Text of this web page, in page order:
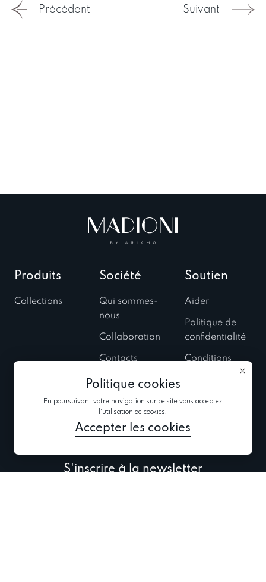
Précédent
Suivant
Politique cookies
En poursuivant votre navigation sur ce site vous acceptez
l'utilisation de cookies.
Accepter les cookies
Produits
Collections
Société
Qui sommes-
nous
Collaboration
Contacts
Salons
Défilés privés
Blog
Soutien
Aider
Politique de
confidentialité
Conditions
S'inscrire à la newsletter